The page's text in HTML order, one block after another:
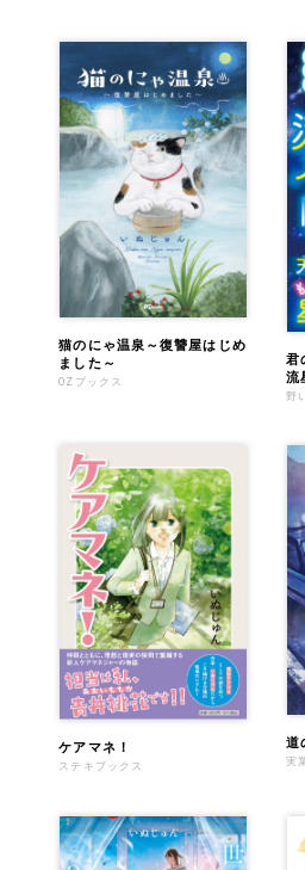
猫のにゃ温泉～復讐屋はじめ
ました～
OZブックス
君
流
野
ケアマネ！
ステキブックス
道
実